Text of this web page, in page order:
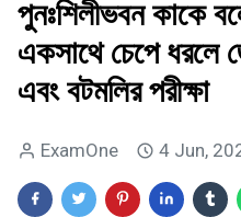
পুনঃশিলীভবন কাকে
একসাথে চেপে ধরলে
এবং বটমলির পরীক্ষা
ExamOne 4 Jun,